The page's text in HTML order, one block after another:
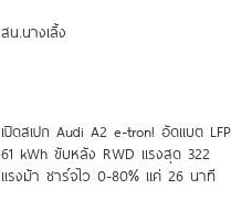
สน.นางเลิ้ง
เปิดสเปก Audi A2 e-tron! อัดแบต LFP
61 kWh ขับหลัง RWD แรงสุด 322
แรงม้า ชาร์จไว 0-80% แค่ 26 นาที